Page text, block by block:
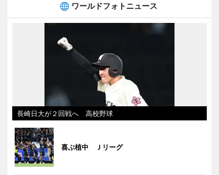
ワールドフォトニュース
長崎日大が２回戦へ 高校野球
喜ぶ植中 Ｊリーグ